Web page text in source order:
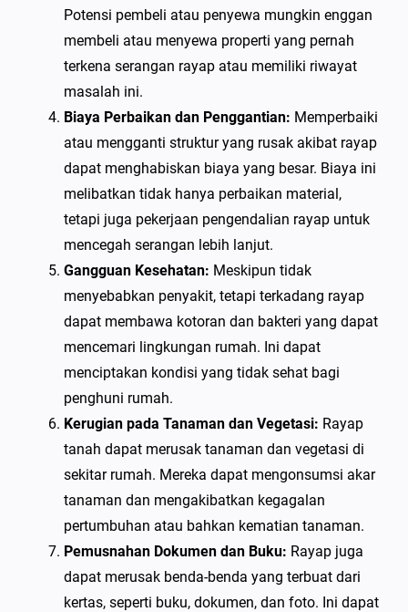
Potensi pembeli atau penyewa mungkin enggan
membeli atau menyewa properti yang pernah
terkena serangan rayap atau memiliki riwayat
masalah ini.
Biaya Perbaikan dan Penggantian: Memperbaiki
atau mengganti struktur yang rusak akibat rayap
dapat menghabiskan biaya yang besar. Biaya ini
melibatkan tidak hanya perbaikan material,
tetapi juga pekerjaan pengendalian rayap untuk
mencegah serangan lebih lanjut.
Gangguan Kesehatan: Meskipun tidak
menyebabkan penyakit, tetapi terkadang rayap
dapat membawa kotoran dan bakteri yang dapat
mencemari lingkungan rumah. Ini dapat
menciptakan kondisi yang tidak sehat bagi
penghuni rumah.
Kerugian pada Tanaman dan Vegetasi: Rayap
tanah dapat merusak tanaman dan vegetasi di
sekitar rumah. Mereka dapat mengonsumsi akar
tanaman dan mengakibatkan kegagalan
pertumbuhan atau bahkan kematian tanaman.
Pemusnahan Dokumen dan Buku: Rayap juga
dapat merusak benda-benda yang terbuat dari
kertas, seperti buku, dokumen, dan foto. Ini dapat